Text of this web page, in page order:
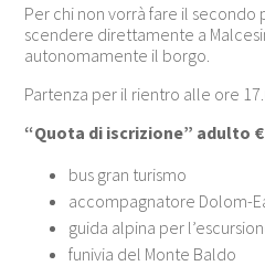
Per chi non vorrà fare il
scendere direttamente a
autonomamente il borgo.
Partenza per il rientro alle ore
“Quota di iscrizione” adulto €
bus gran turismo
accompagnatore Dolom-
guida alpina per
funivia del Monte Baldo